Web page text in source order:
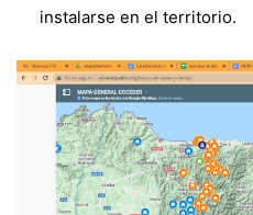
instalarse en el territorio.